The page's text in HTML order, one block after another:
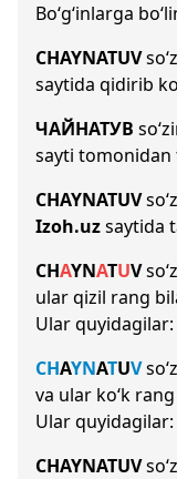
Bo‘g‘inlarga
CHAYNATUV
saytida qidirib
ЧАЙНАТУВ
sayti
CHAYNATUV
Izoh.uzsaytida
CHAYNATUV
ular qizil rang
Ular quyidagilar:
CHAYNATUV
va ular ko‘k
Ular quyidagilar:
CHAYNATUV